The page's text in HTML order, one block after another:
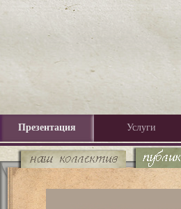
Презентация Услуги